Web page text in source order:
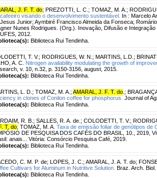
J. F. T. do; PREZOTTI, L. C. ; TOMAZ, M. A. ;
visando o desenvolvimento sustentável. In : Marcelo
Junior; Aymbiré Francisco Almeida da Fonseca;
Nunes Rodrigues. (Org.). Inovação, Difusão e
2012.
Biblioteca Rui Tendinha.
T. V.; RODRIGUES, W. N. ; MARTINS, L.D. ;
A. C. Nitrogen availability modulating the growth of
v. 10, n.32, p. 3150-3156, august, 2015.
Biblioteca Rui Tendinha.
L. D. ; TOMAZ, M. A. ; AMARAL, J. F. T. do ;
in clones of Conilon coffee for phosphorus. Journal of
Biblioteca Rui Tendinha.
R. B. ; SALLES, R. A. de. ; COLODETTI, T. V.;
T. do; TOMAZ, M. A. Taxa de emissão foliar de genótipos de
DE PESQUISA DOS CAFÉS DO BRASIL, 10., 2019,
anais... Vitória: Consórcio Pesquisa Café, 2019.
Biblioteca Rui Tendinha.
C. M. P. de; LOPES, J. C. ; AMARAL, J. A. T. do;
Cultivars for Aluminum in Nutritive Solution. Braz. Arch.
Biblioteca Rui Tendinha.